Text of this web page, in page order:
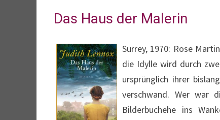
Das Haus der Malerin
Surrey, 1970: Rose
die Idylle wird durch
ursprünglich ihrer
verschwand. Wer war
Bilderbuchehe ins